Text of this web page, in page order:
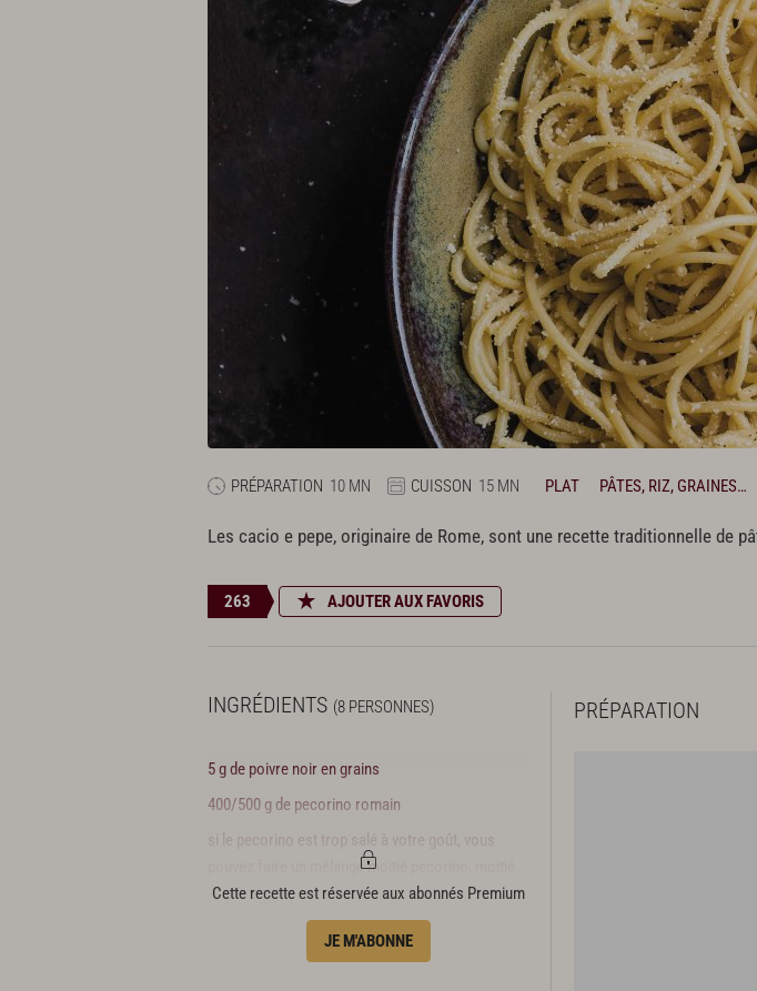
PRÉPARATION 10 MN CUISSON 15 MN PLAT PÂTES, RIZ, GRAINES…
Les cacio e pepe, originaire de Rome, sont une recette traditionnelle de
263 AJOUTER AUX FAVORIS
INGRÉDIENTS (8 PERSONNES)
5 g de poivre noir en grains
400/500 g de pecorino romain
si le pecorino est trop salé à votre goût, vous
pouvez faire un mélange moitié pecorino, moitié
parmesan.
900 g de pâtes linguine
Cette recette est réservée aux abonnés Premium
JE M'ABONNE
PRÉPARATION